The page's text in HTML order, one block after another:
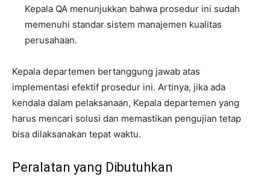
Kepala QA menunjukkan bahwa prosedur ini sudah
memenuhi standar sistem manajemen kualitas
perusahaan.
Kepala departemen bertanggung jawab atas
implementasi efektif prosedur ini. Artinya, jika ada
kendala dalam pelaksanaan, Kepala departemen yang
harus mencari solusi dan memastikan pengujian tetap
bisa dilaksanakan tepat waktu.
Peralatan yang Dibutuhkan